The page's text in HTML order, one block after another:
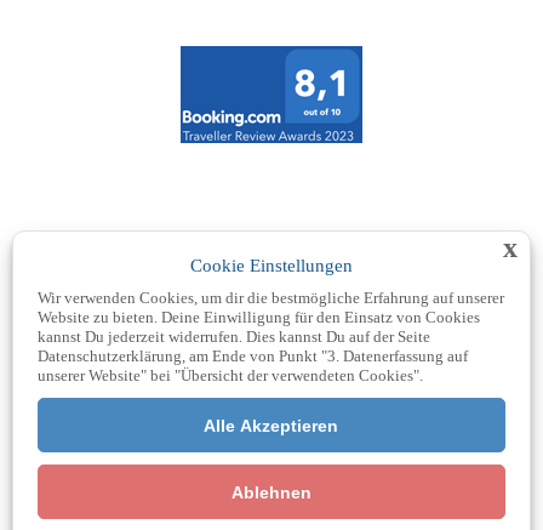
Cookie Einstellungen
x
Wir verwenden Cookies, um dir die bestmögliche Erfahrung auf unserer
Website zu bieten. Deine Einwilligung für den Einsatz von Cookies
kannst Du jederzeit widerrufen. Dies kannst Du auf der Seite
Datenschutzerklärung, am Ende von Punkt "3. Datenerfassung auf
unserer Website" bei "Übersicht der verwendeten Cookies".
Alle Akzeptieren
Ablehnen
Kachelmann Wetter laden
und Datenschutzerklärungen
von Kachelmann Wetter akzeptieren